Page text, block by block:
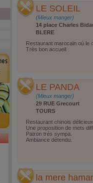
LE SOLEIL
(Mieux manger)
14 place Charles
BLERE
Restaurant marocain où le
Très bon accueil
LE PANDA
(Mieux manger)
29 RUE Grecourt
TOURS
Restaurant chinois délicieux.
Une proposition de mets
Patron très sympa.
Ambiance détendu.
la mere